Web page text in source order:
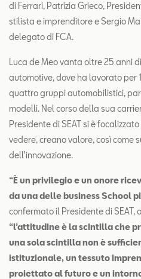
di Ferrari, Patrizia Grieco,
stilista e imprenditore e Sergio
delegato di FCA.
Luca de Meo vanta oltre 25 anni
automotive, dove ha lavorato per
quattro gruppi automobilistici,
modelli. Nel corso della sua
Presidente di SEAT si è
vedere, creano valore, così come
dell’innovazione.
“È un privilegio e un onore
da una delle business School
confermato il Presidente di SEAT,
“l’attitudine è la scintilla che
una sola scintilla non è
istituzionale, un tessuto
proiettato al futuro e un